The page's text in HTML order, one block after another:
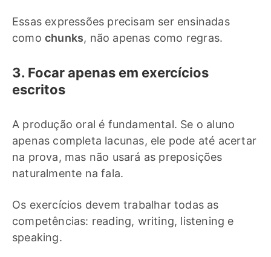
Essas expressões precisam ser ensinadas
como chunks, não apenas como regras.
3. Focar apenas em exercícios
escritos
A produção oral é fundamental. Se o aluno
apenas completa lacunas, ele pode até acertar
na prova, mas não usará as preposições
naturalmente na fala.
Os exercícios devem trabalhar todas as
competências: reading, writing, listening e
speaking.